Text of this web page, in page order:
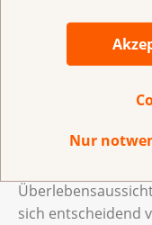
Nur
die ab den 1960er-
Operationen,
amerikanische
Seither hat die
sich entscheidend